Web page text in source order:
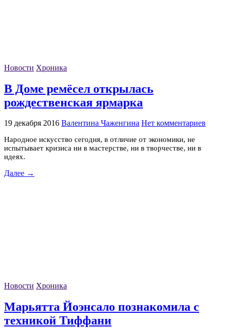
Новости Хроника
В Доме ремёсел открылась
рождественская ярмарка
19 декабря 2016 Валентина Чаженгина Нет комментариев
Народное искусство сегодня, в отличие от экономики, не
испытывает кризиса ни в мастерстве, ни в творчестве, ни в
идеях.
Далее →
Новости Хроника
Марьятта Йоэнсало познакомила с
техникой Тиффани